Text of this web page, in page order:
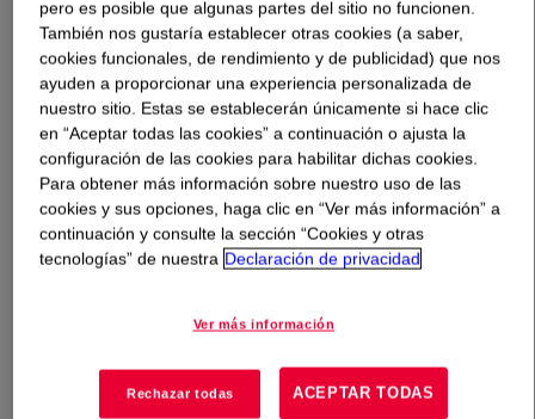
Qué esDOWFAX™ C10L Solution Surfactant ?
An anionic surfactant that offers superior solubility and
stability. It is often used in agricultural formulation, textile
processing, and oilfield operation.
pero es posible que algunas partes del sitio no funcionen.
También nos gustaría establecer otras cookies (a saber,
cookies funcionales, de rendimiento y de publicidad) que nos
ayuden a proporcionar una experiencia personalizada de
nuestro sitio. Estas se establecerán únicamente si hace clic
en “Aceptar todas las cookies” a continuación o ajusta la
configuración de las cookies para habilitar dichas cookies.
Para obtener más información sobre nuestro uso de las
cookies y sus opciones, haga clic en “Ver más información” a
continuación y consulte la sección “Cookies y otras
tecnologías” de nuestra Declaración de privacidad
Ver más información
Rechazar todas ACEPTAR TODAS